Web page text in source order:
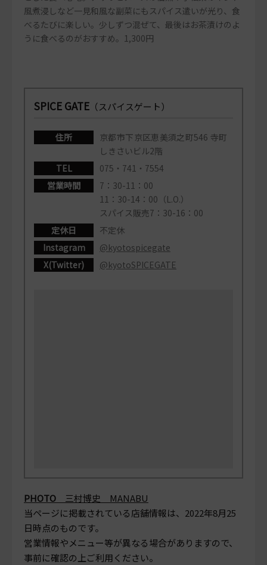
風煮浸しなど一見和風な副菜にもスパイス遣いが光り、食
べるたびに楽しい。少しずつ混ぜて、最後はお茶漬けのよ
うに食べるのがおすすめ。1,300円
SPICE GATE （スパイスゲート）
住所
京都市下京区恵美須之町546 寺町
しきさいビル2階
TEL
075・741・7554
営業時間
7：30-11：00
11：30-14：00（L.O.）
スパイス販売7：30-16：00
定休日
不定休
Instagram
@kyotospicegate
X(Twitter)
@kyotoSPICEGATE
PHOTO 三村博史 MANABU
当ページに掲載されている店舗情報は、 2022年8月25
日時点のものです。
営業情報やメニュー等が異なる場合がありますので、
事前に確認の上ご利用ください。